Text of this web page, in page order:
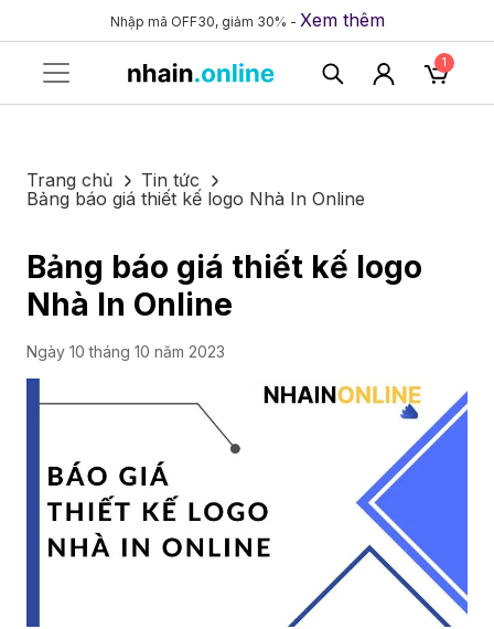
Nhập mã OFF30, giảm 30% - Xem thêm
1
Trang chủ
Tin tức
Bảng báo giá thiết kế logo Nhà In Online
Bảng báo giá thiết kế logo
Nhà In Online
Ngày 10 tháng 10 năm 2023